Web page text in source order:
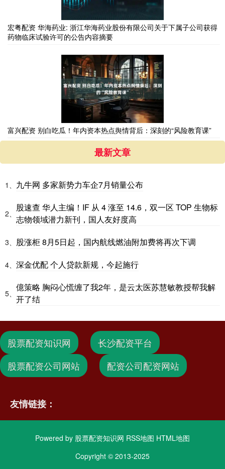
宏粤配资 华海药业: 浙江华海药业股份有限公司关于下属子公司获得
药物临床试验许可的公告内容摘要
富兴配资 别白吃瓜！年内资本热点舆情背后：深刻的“风险教育课”
最新文章
1、 九牛网 多家新势力车企7月销量公布
2、
股速查 华人主编！IF 从 4 涨至 14.6，双一区 TOP 生物标
志物领域潜力新刊，国人友好度高
3、 股涨柜 8月5日起，国内航线燃油附加费将再次下调
4、 深金优配 个人贷款新规，今起施行
5、
億策略 胸闷心慌缠了我2年，是云太医苏慧敏教授帮我解
开了结
股票配资知识网
长沙配资平台
股票配资公司网站
配资公司配资网站
友情链接：
Powered by 股票配资知识网 RSS地图 HTML地图
Copyright © 2013-2025